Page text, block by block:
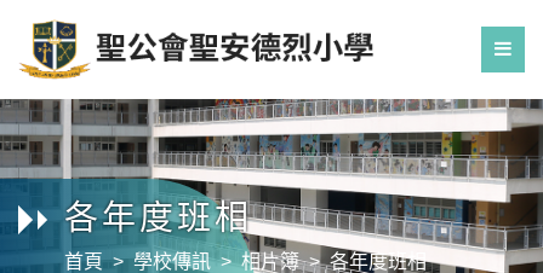
各年度班相
首頁 學校傳訊 相片簿 各年度班相